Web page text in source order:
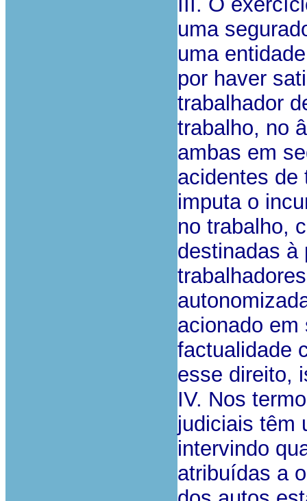
uma
uma
por haver
trabalhador
trabalho, no
ambas em
acidentes de
imputa o
no trabalho,
destinadas à
acionado
factualidade
esse direito,
IV. Nos
judiciais têm
intervindo
atribuídas a